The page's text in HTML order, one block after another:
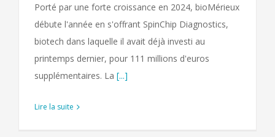
Porté par une forte croissance en 2024, bioMérieux
débute l'année en s'offrant SpinChip Diagnostics,
biotech dans laquelle il avait déjà investi au
printemps dernier, pour 111 millions d'euros
supplémentaires. La [...]
Lire la suite